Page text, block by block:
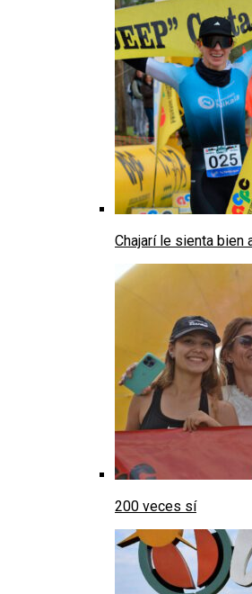
Chajarí le sienta bien
200 veces sí